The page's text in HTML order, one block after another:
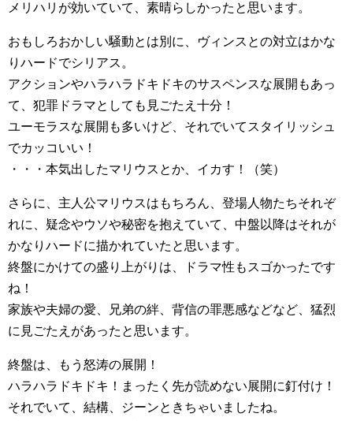
メリハリが効いていて、素晴らしかったと思います。
おもしろおかしい騒動とは別に、ヴィンスとの対立はかな
りハードでシリアス。
アクションやハラハラドキドキのサスペンスな展開もあっ
て、犯罪ドラマとしても見ごたえ十分！
ユーモラスな展開も多いけど、それでいてスタイリッシュ
でカッコいい！
・・・本気出したマリウスとか、イカす！（笑）
さらに、主人公マリウスはもちろん、登場人物たちそれぞ
れに、疑念やウソや秘密を抱えていて、中盤以降はそれが
かなりハードに描かれていたと思います。
終盤にかけての盛り上がりは、ドラマ性もスゴかったです
ね！
家族や夫婦の愛、兄弟の絆、背信の罪悪感などなど、猛烈
に見ごたえがあったと思います。
終盤は、もう怒涛の展開！
ハラハラドキドキ！まったく先が読めない展開に釘付け！
それでいて、結構、ジーンときちゃいましたね。